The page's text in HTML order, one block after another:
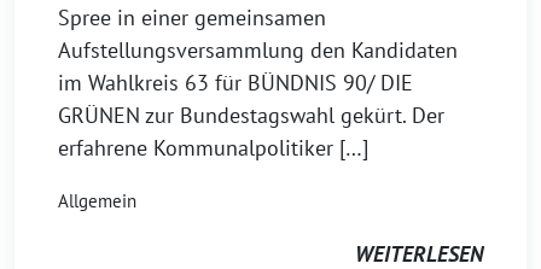
Spree in einer gemeinsamen
Aufstellungsversammlung den Kandidaten
im Wahlkreis 63 für BÜNDNIS 90/ DIE
GRÜNEN zur Bundestagswahl gekürt. Der
erfahrene Kommunalpolitiker […]
Allgemein
WEITERLESEN